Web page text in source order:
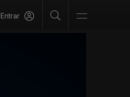
Entrar